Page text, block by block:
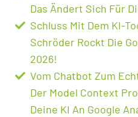
Das Ändert Sich Für
Schluss Mit Dem KI-
Schröder Rockt Die
2026!
Vom Chatbot Zum
Der Model Context
Deine KI An Google